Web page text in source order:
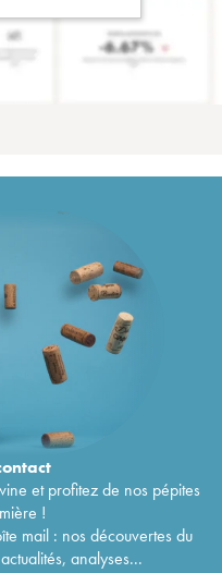
et profitez de nos pépites
!
mail : nos découvertes du
analyses...